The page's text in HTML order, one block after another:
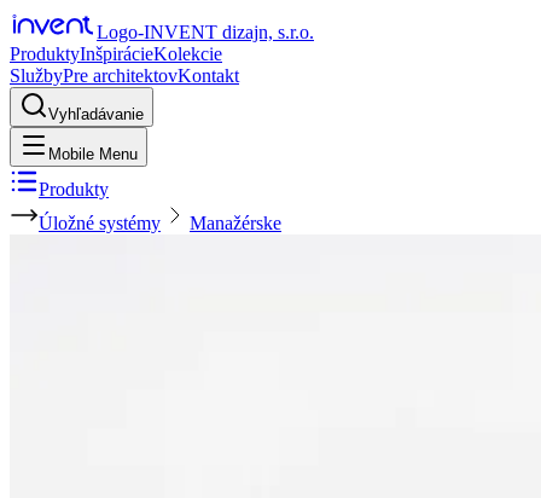
Logo-INVENT dizajn, s.r.o.
ProduktyInšpirácieKolekcie
SlužbyPre architektovKontakt
Vyhľadávanie
Mobile Menu
Produkty
Úložné systémy
Manažérske